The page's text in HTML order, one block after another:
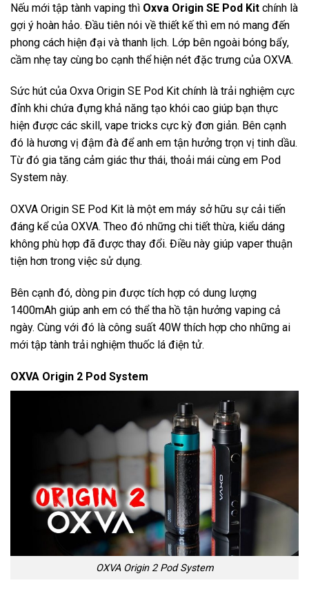
Nếu mới tập tành vaping thì Oxva Origin SE Pod Kit chính là
gợi ý hoàn hảo. Đầu tiên nói về thiết kế thì em nó mang đến
phong cách hiện đại và thanh lịch. Lớp bên ngoài bóng bẩy,
cầm nhẹ tay cùng bo cạnh thể hiện nét đặc trưng của OXVA.
Sức hút của Oxva Origin SE Pod Kit chính là trải nghiệm cực
đỉnh khi chứa đựng khả năng tạo khói cao giúp bạn thực
hiện được các skill, vape tricks cực kỳ đơn giản. Bên cạnh
đó là hương vị đậm đà để anh em tận hưởng trọn vị tinh dầu.
Từ đó gia tăng cảm giác thư thái, thoải mái cùng em Pod
System này.
OXVA Origin SE Pod Kit là một em máy sở hữu sự cải tiến
đáng kể của OXVA. Theo đó những chi tiết thừa, kiểu dáng
không phù hợp đã được thay đổi. Điều này giúp vaper thuận
tiện hơn trong việc sử dụng.
Bên cạnh đó, dòng pin được tích hợp có dung lượng
1400mAh giúp anh em có thể tha hồ tận hưởng vaping cả
ngày. Cùng với đó là công suất 40W thích hợp cho những ai
mới tập tành trải nghiệm thuốc lá điện tử.
OXVA Origin 2 Pod System
OXVA Origin 2 Pod System